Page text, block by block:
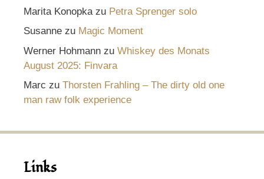
Marita Konopka zu Petra Sprenger solo
Susanne zu Magic Moment
Werner Hohmann zu Whiskey des Monats
August 2025: Finvara
Marc zu Thorsten Frahling – The dirty old one
man raw folk experience
Links